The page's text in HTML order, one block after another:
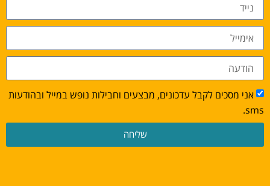
אני מסכים לקבל עדכונים, מבצעים וחבילות נופש במייל ובהודעות
sms.
שליחה